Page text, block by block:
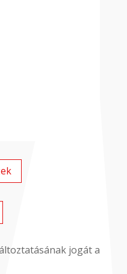
jogát a